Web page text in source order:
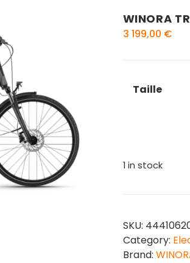
WINORA
3 199,00 €
Taille
1 in stock
SKU:
Category:
Brand: